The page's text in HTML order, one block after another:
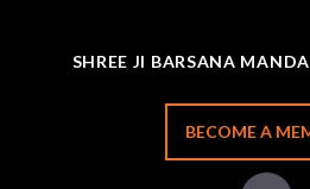
SHREE JI BARSANA
BECOME A